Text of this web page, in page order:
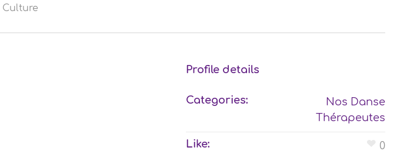
Culture
Profile details
Categories:
Nos Danse
Thérapeutes
Like: 0